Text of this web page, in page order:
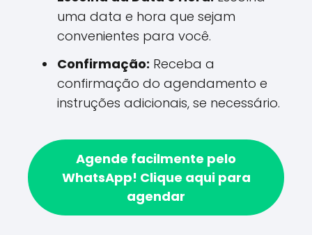
uma data e hora que sejam
convenientes para você.
Confirmação: Receba a
confirmação do agendamento e
instruções adicionais, se necessário.
Agende facilmente pelo
WhatsApp! Clique aqui para
agendar